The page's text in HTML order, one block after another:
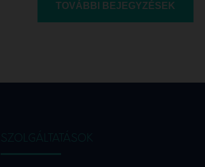
TOVÁBBI BEJEGYZÉSEK
SZOLGÁLTATÁSOK